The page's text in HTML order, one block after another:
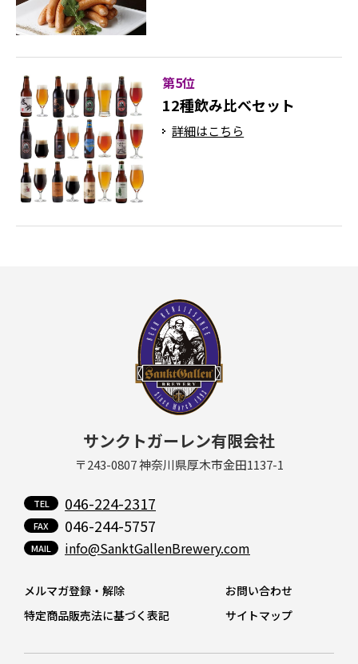
第5位
12種飲み比べセット
詳細はこちら
サンクトガーレン有限会社
〒243-0807 神奈川県厚木市金田1137-1
046-224-2317
046-244-5757
info@SanktGallenBrewery.com
メルマガ登録・解除
お問い合わせ
特定商品販売法に基づく表記
サイトマップ